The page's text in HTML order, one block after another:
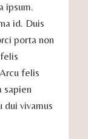
ipsum.
id. Duis
porta non
felis
sapien
vivamus